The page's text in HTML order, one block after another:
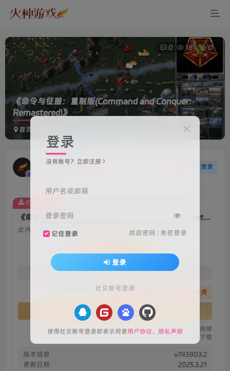
《命令与征服：重制版(Command and Conquer:
Remastered)》
首页
0 181 0
火种游戏 赞赏
《命令与征服：重制版(Command and Conquer: Remastered)》
此内容为付费资源，请付费后查看
火种黄金会员 免费 火种黑钻会员
您暂无购买权限，请先开通会员
开通会员
安全绿色无毒保障 永久免费稳定更新
资源有效持续保障
火种网盘极速下载
版本信息
v745903.2
更新日期
2025.3.21
付费资源
登录
没有账号？立即注册
用户名或邮箱
登录密码
记住登录 找回密码 | 免密登录
登录
社交账号登录
使用社交账号登录即表示同意用户协议、 隐私声明